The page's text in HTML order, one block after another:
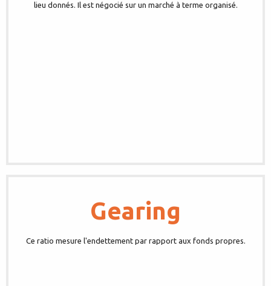
lieu donnés. Il est négocié sur un marché à terme organisé.
Gearing
Ce ratio mesure l'endettement par rapport aux fonds propres.